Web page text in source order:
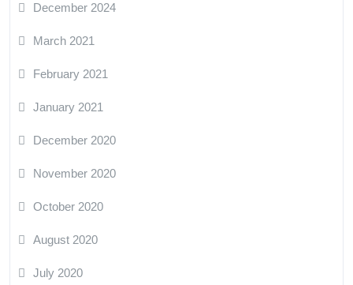
December 2024
March 2021
February 2021
January 2021
December 2020
November 2020
October 2020
August 2020
July 2020